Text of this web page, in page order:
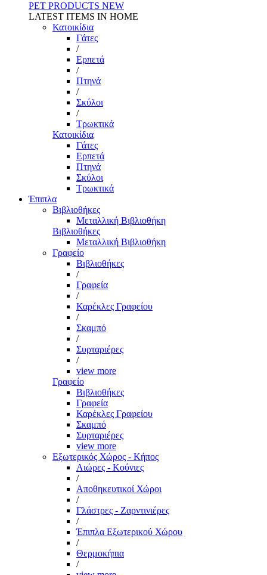
PET PRODUCTS NEW
LATEST ITEMS IN HOME
Κατοικίδια
Γάτες
/
Ερπετά
/
Πτηνά
/
Σκύλοι
/
Τρωκτικά
Κατοικίδια
Γάτες
Ερπετά
Πτηνά
Σκύλοι
Τρωκτικά
Έπιπλα
Βιβλιοθήκες
Μεταλλική Βιβλιοθήκη
Βιβλιοθήκες
Μεταλλική Βιβλιοθήκη
Γραφείο
Βιβλιοθήκες
/
Γραφεία
/
Καρέκλες Γραφείου
/
Σκαμπό
/
Συρταριέρες
/
view more
Γραφείο
Βιβλιοθήκες
Γραφεία
Καρέκλες Γραφείου
Σκαμπό
Συρταριέρες
view more
Εξωτερικός Χώρος - Κήπος
Αιώρες - Κούνιες
/
Αποθηκευτικοί Χώροι
/
Γλάστρες - Ζαρντινιέρες
/
Έπιπλα Εξωτερικού Χώρου
/
Θερμοκήπια
/